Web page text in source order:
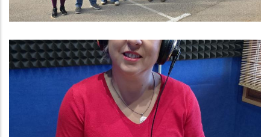
Baix Penedès Al Dia Amb Núria
González, Gerent Del Consell
Comarcal